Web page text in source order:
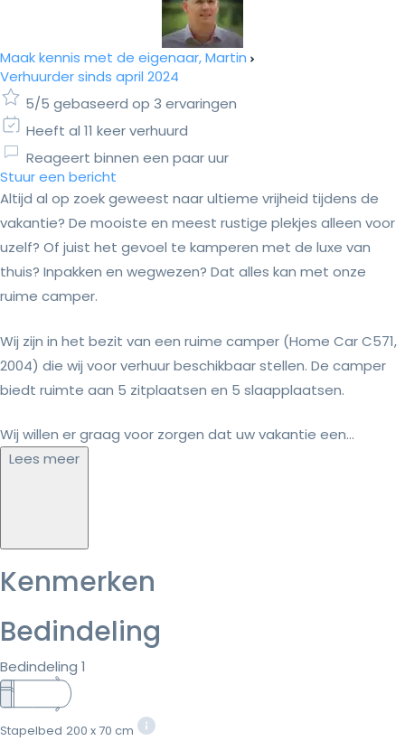
Maak kennis met de eigenaar, Martin
Verhuurder sinds april 2024
5/5 gebaseerd op 3 ervaringen
Heeft al 11 keer verhuurd
Reageert binnen een paar uur
Stuur een bericht
Altijd al op zoek geweest naar ultieme vrijheid tijdens de
vakantie? De mooiste en meest rustige plekjes alleen voor
uzelf? Of juist het gevoel te kamperen met de luxe van
thuis? Inpakken en wegwezen? Dat alles kan met onze
ruime camper.
Wij zijn in het bezit van een ruime camper (Home Car C571,
2004) die wij voor verhuur beschikbaar stellen. De camper
biedt ruimte aan 5 zitplaatsen en 5 slaapplaatsen.
Wij willen er graag voor zorgen dat uw vakantie een...
Lees meer
Kenmerken
Bedindeling
Bedindeling 1
Stapelbed 200 x 70 cm